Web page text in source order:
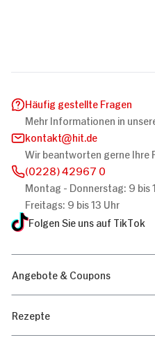
Häufig gestellte Fragen
Mehr Informationen in
kontakt
hit.de
Wir beantworten gerne Ihre
(0228) 42967 0
Montag - Donnerstag: 9 bis
Freitags: 9 bis 13 Uhr
Folgen Sie uns auf TikTok
Angebote & Coupons
Rezepte